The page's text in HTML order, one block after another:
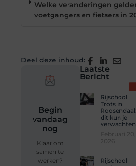
Welke veranderingen
voetgangers en fietsers in
Deel deze inhoud:
Laatste
Bericht
Rijschool
Trots in
Roosendaal:
dit kun je
verwachten
Rijschool
Begin
vandaag
nog
Klaar om
samen te
werken?